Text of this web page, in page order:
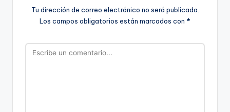
Tu dirección de correo electrónico no será publicada.
Los campos obligatorios están marcados con *